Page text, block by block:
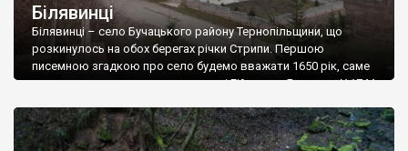
Білявинці
Білявинці – село Бучацького району Тернопільщини, що
розкинулось на обох берегах річки Стрипи. Першою
писемною згадкою про село будемо вважати 1650 рік, саме
цього року позначено воно на мапі Гійома де Боплана. У 1744
У 1909 році звели нову кам’яну церкву Святого Духа (заклали
в 1907), […]